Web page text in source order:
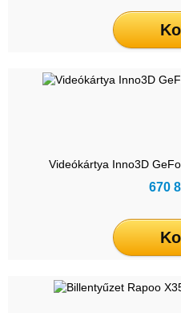
Videókártya Inno3D
670